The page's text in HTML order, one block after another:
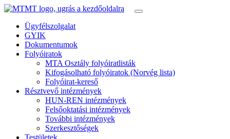
Ügyfélszolgalat
GYIK
Dokumentumok
Folyóiratok
MTA Osztály folyóiratlisták
Kifogásolható folyóiratok (Norvég lista)
Folyóirat-kereső
Résztvevő intézmények
HUN-REN intézmények
Felsőoktatási intézmények
További intézmények
Szerkesztőségek
Testületek